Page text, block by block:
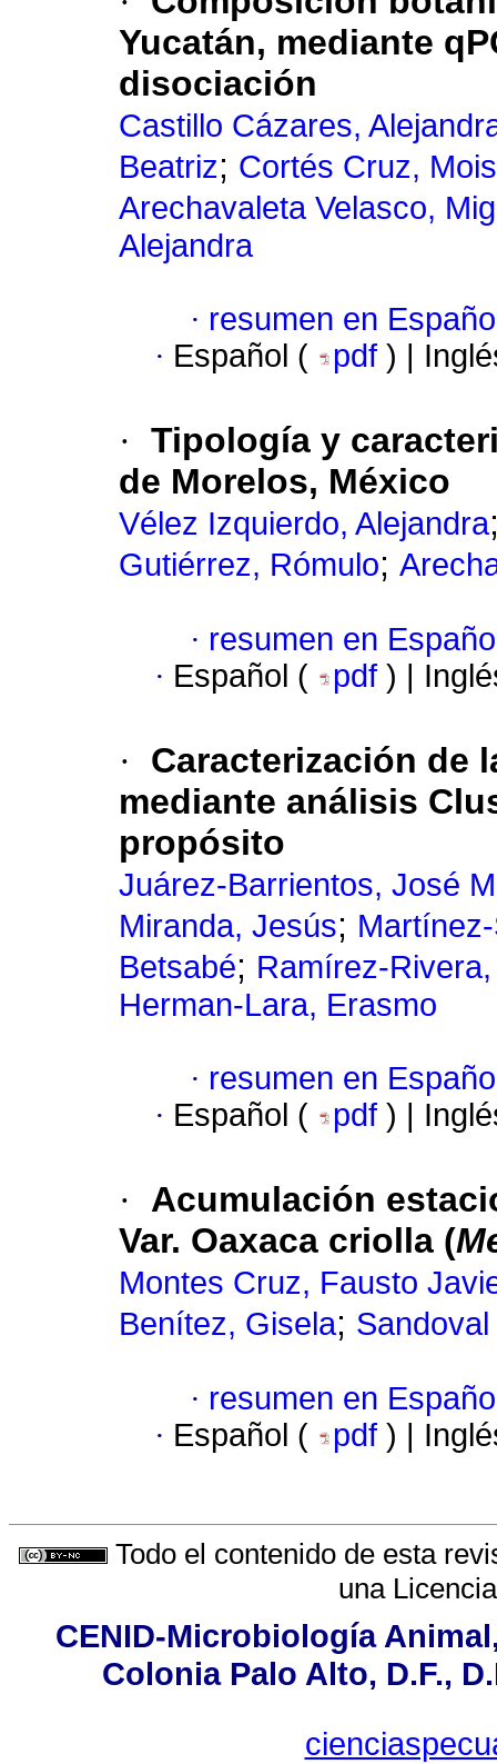
Yucatán, mediante
disociación
Castillo Cázares,
Beatriz; Cortés Cruz,
Arechavaleta Velasco,
Alejandra
· resumen en
· Español ( pdf ) |
· Tipología y
de Morelos, México
Vélez Izquierdo, Alejandra
Gutiérrez, Rómulo;
· resumen en
· Español ( pdf ) |
·
Caracterización de
mediante análisis
propósito
Juárez-Barrientos, José
Miranda, Jesús;
Betsabé; Ramírez-
Herman-Lara, Erasmo
· resumen en
· Español ( pdf ) |
·
Acumulación
Var. Oaxaca criolla (
Montes Cruz, Fausto
Benítez, Gisela;
· resumen en
· Español ( pdf ) |
Todo el contenido de esta
una
CENID-Microbiología
Colonia Palo Alto, D.F.,